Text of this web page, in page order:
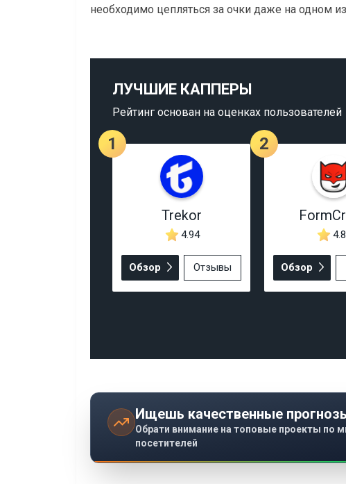
необходимо цепляться за очки даже на одном
ЛУЧШИЕ КАППЕРЫ
Рейтинг основан на оценках пользователей
1
Trekor
4.94
Обзор Отзывы
2
Обзор
Ищешь качественные
Обрати внимание на топовые проекты по
посетителей